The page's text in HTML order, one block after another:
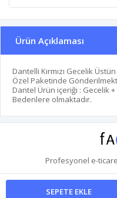
SEPETE EKLE
Ürün Açıklaması
Dantelli Kırmızı Gecelik
Özel Paketinde
Dantel Ürün içeriği : Gecelik +
Bedenlere olmaktadır.
Profesyonel e-